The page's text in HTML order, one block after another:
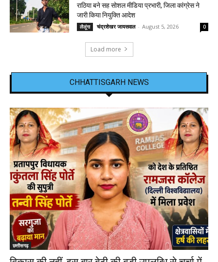
राठिया बने सह सोशल मीडिया प्रभारी, जिला कांग्रेस ने
जारी किया नियुक्ति आदेश
लैलूंगा चंद्रशेखर जायसवाल - August 5, 2026 0
Load more
CHHATTISGARH NEWS
छत्तीसगढ़